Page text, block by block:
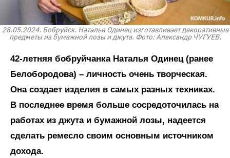
28.05.2024. Бобруйск. Наталья Одинец изготавливает декоративные
предметы из бумажной лозы и джута. Фото: Александр ЧУГУЕВ.
42-летняя бобруйчанка Наталья Одинец (ранее
Белобородова) – личность очень творческая.
Она создает изделия в самых разных техниках.
В последнее время больше сосредоточилась на
работах из джута и бумажной лозы, надеется
сделать ремесло своим основным источником
дохода.